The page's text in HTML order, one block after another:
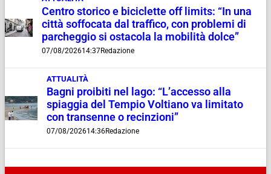
Centro storico e biciclette off limits: “In una
città soffocata dal traffico, con problemi di
parcheggio si ostacola la mobilità dolce”
07/08/202614:37Redazione
ATTUALITÀ
Bagni proibiti nel lago: “L’accesso alla
spiaggia del Tempio Voltiano va limitato
con transenne o recinzioni”
07/08/202614:36Redazione